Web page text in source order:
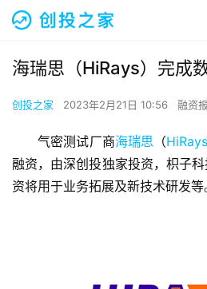
海瑞思（HiRays）完成
创投之家 2023年2月21日 10:56 融资
气密测试厂商海瑞思 （HiRays
融资，由深创投独家投资，枳子
资将用于业务拓展及新技术研发等